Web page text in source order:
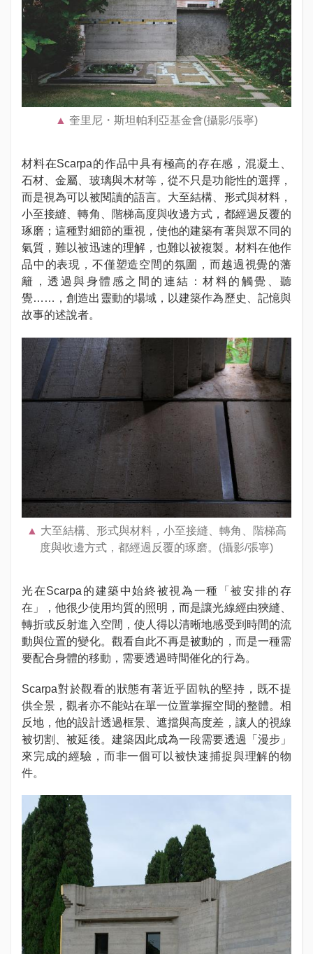
奎里尼・斯坦帕利亞基金會(攝影/張寧)
材料在Scarpa的作品中具有極高的存在感，混凝土、
石材、金屬、玻璃與木材等，從不只是功能性的選擇，
而是視為可以被閱讀的語言。大至結構、形式與材料，
小至接縫、轉角、階梯高度與收邊方式，都經過反覆的
琢磨；這種對細節的重視，使他的建築有著與眾不同的
氣質，難以被迅速的理解，也難以被複製。材料在他作
品中的表現，不僅塑造空間的氛圍，而越過視覺的藩
籬，透過與身體感之間的連結：材料的觸覺、聽
覺……，創造出靈動的場域，以建築作為歷史、記憶與
故事的述說者。
大至結構、形式與材料，小至接縫、轉角、階梯高
度與收邊方式，都經過反覆的琢磨。(攝影/張寧)
光在Scarpa的建築中始終被視為一種「被安排的存
在」，他很少使用均質的照明，而是讓光線經由狹縫、
轉折或反射進入空間，使人得以清晰地感受到時間的流
動與位置的變化。觀看自此不再是被動的，而是一種需
要配合身體的移動，需要透過時間催化的行為。
Scarpa對於觀看的狀態有著近乎固執的堅持，既不提
供全景，觀者亦不能站在單一位置掌握空間的整體。相
反地，他的設計透過框景、遮擋與高度差，讓人的視線
被切割、被延後。建築因此成為一段需要透過「漫步」
來完成的經驗，而非一個可以被快速捕捉與理解的物
件。